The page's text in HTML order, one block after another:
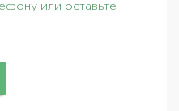
или оставьте